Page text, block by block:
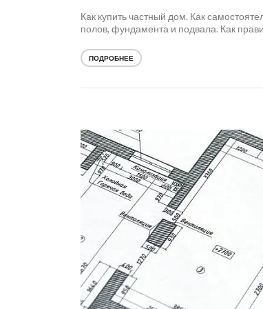
Как купить частный дом. Как
полов, фундамента и подвала. Как
ПОДРОБНЕЕ